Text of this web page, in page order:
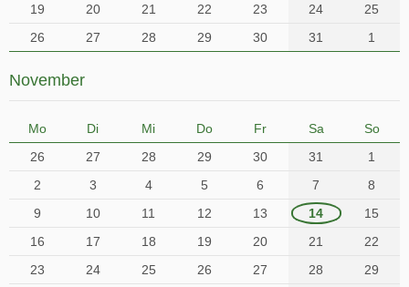
19
20 21 22 23 24
25
26
27 28 29 30 31 1
November
Mo Di Mi Do Fr Sa
So
26
27 28 29 30 31
1
2
3 4 5 6 7
8
9
10 11 12 13 14
15
16
17 18 19 20 21
22
23
24 25 26 27 28
29